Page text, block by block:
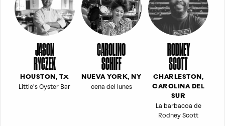
JASON
RYCZEK
HOUSTON, TX
Little's Oyster Bar
CAROLINO
SCHIFF
NUEVA YORK, NY
cena del lunes
RODNEY
SCOTT
CHARLESTON,
CAROLINA DEL
SUR
La barbacoa de
Rodney Scott